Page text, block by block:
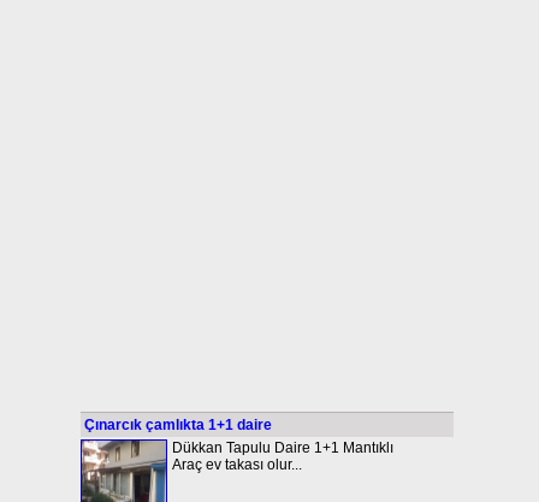
Çınarcık çamlıkta 1+1 daire
Dükkan Tapulu Daire 1+1 Mantıklı
Araç ev takası olur...